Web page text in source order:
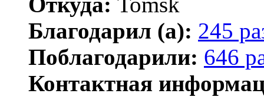
Благодарил (а): 245
Поблагодарили: 646
Контактная